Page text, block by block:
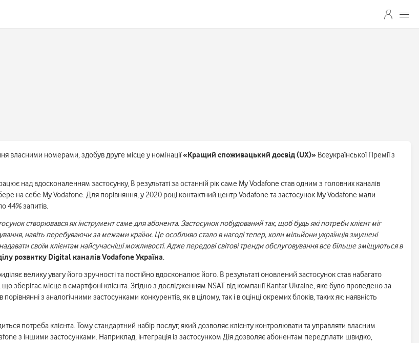
власними номерами, здобув друге місце у номінації«Кращий споживацький досвід (UX)» Всеукраїнської Премії з
над вдосконаленням застосунку, В результаті за останній рік саме My Vodafone став одним з головних каналів
на себе My Vodafone. Для порівняння, у 2020 році контактний центр Vodafone та застосунок My Vodafone мали
44% запитів.
створювався як інструмент саме для абонента. Застосунок побудований так, щоб будь які потреби клієнт міг
навіть перебуваючи за межами країни. Це особливо стало в нагоді тепер, коли мільйони українців змушені
своїм клієнтам найсучасніші можливості. Адже передові світові тренди обслуговування все більше зміщуються в
розвитку Digital каналів Vodafone Україна.
велику увагу його зручності та постійно вдосконалює його. В результаті оновлений застосунок став набагато
зберігає місце в смартфоні клієнта. Згідно з дослідженням NSAT від компанії Kantar Ukraine, яке було проведено за
з аналогічними застосунками конкурентів, як в цілому, так і в оцінці окремих блоків, таких як: наявність
потреба клієнта. Тому стандартний набір послуг, який дозволяє клієнту контролювати та управляти власним
з іншими застосунками. Наприклад, інтеграція із застосунком Дія дозволяє абонентам передплати швидко,